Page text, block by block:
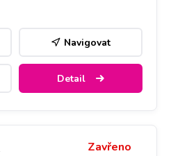
Navigovat
Detail
Zavřeno